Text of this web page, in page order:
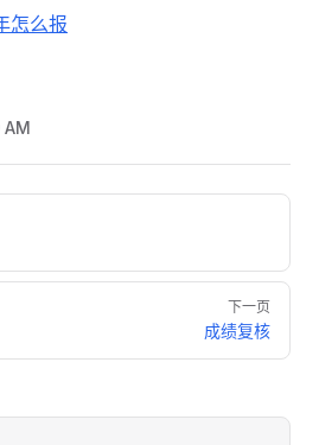
怎么报
下一页
成绩复核